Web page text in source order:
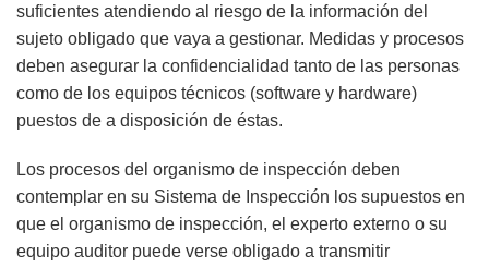
suficientes atendiendo al riesgo de la información del
sujeto obligado que vaya a gestionar. Medidas y procesos
deben asegurar la confidencialidad tanto de las personas
como de los equipos técnicos (software y hardware)
puestos de a disposición de éstas.
Los procesos del organismo de inspección deben
contemplar en su Sistema de Inspección los supuestos en
que el organismo de inspección, el experto externo o su
equipo auditor puede verse obligado a transmitir